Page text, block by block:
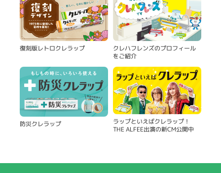
復刻版レトロクレラップ クレハフレンズのプロフィール
をご紹介
防災クレラップ ラップといえばクレラップ！
THE ALFEE出演の新CM公開中